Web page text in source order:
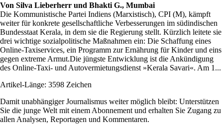
Von Silva Lieberherr und Bhakti G., Mumbai
Die Kommunistische Partei Indiens (Marxistisch), CPI (M), kämpft
weiter für konkrete gesellschaftliche Verbesserungen im südindischen
Bundesstaat Kerala, in dem sie die Regierung stellt. Kürzlich leitete sie
drei wichtige sozialpolitische Maßnahmen ein: Die Schaffung eines
Online-Taxiservices, ein Programm zur Ernährung für Kinder und eins
gegen extreme Armut.Die jüngste Entwicklung ist die Ankündigung
des Online-Taxi- und Autovermietungsdienst »Kerala Savari«. Am 1...
Artikel-Länge: 3598 Zeichen
Damit unabhängiger Journalismus weiter möglich bleibt: Unterstützen
Sie die junge Welt mit einem Abonnement und erhalten Sie Zugang zu
allen Analysen, Reportagen und Kommentaren.